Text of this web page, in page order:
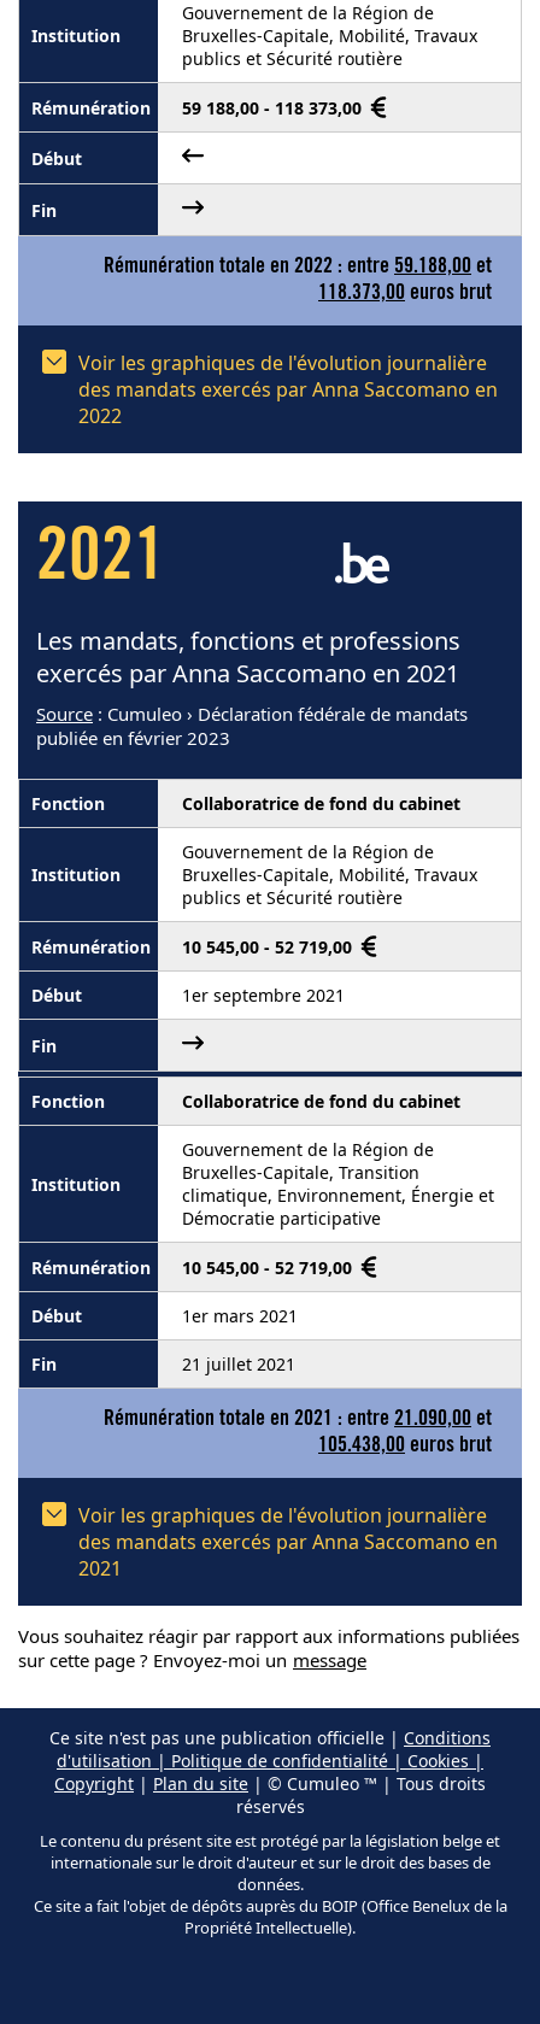
Gouvernement de la Région de
Bruxelles-Capitale, Mobilité, Travaux
publics et Sécurité routière
59 188,00 - 118 373,00
Rémunération totale en 2022 : entre 59.188,00 et
118.373,00 euros brut
Voir les graphiques de l'évolution journalière
des mandats exercés par Anna Saccomano en
2022
2021
Les mandats, fonctions et professions
exercés par Anna Saccomano en 2021
Source : Cumuleo › Déclaration fédérale de mandats
publiée en février 2023
Collaboratrice de fond du cabinet
Gouvernement de la Région de
Bruxelles-Capitale, Mobilité, Travaux
publics et Sécurité routière
10 545,00 - 52 719,00
1er septembre 2021
Collaboratrice de fond du cabinet
Gouvernement de la Région de
Bruxelles-Capitale, Transition
climatique, Environnement, Énergie et
Démocratie participative
10 545,00 - 52 719,00
1er mars 2021
21 juillet 2021
Rémunération totale en 2021 : entre 21.090,00 et
105.438,00 euros brut
Voir les graphiques de l'évolution journalière
des mandats exercés par Anna Saccomano en
2021
Vous souhaitez réagir par rapport aux informations publiées
sur cette page ? Envoyez-moi un message
Ce site n'est pas une publication officielle | Conditions
d'utilisation | Politique de confidentialité | Cookies |
Copyright | Plan du site | © Cumuleo ™ | Tous droits
réservés
Le contenu du présent site est protégé par la législation belge et
internationale sur le droit d'auteur et sur le droit des bases de
données.
Ce site a fait l'objet de dépôts auprès du BOIP (Office Benelux de la
Propriété Intellectuelle).